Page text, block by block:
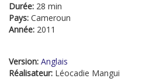
Durée: 28 min
Pays: Cameroun
Année: 2011
Version: Anglais
Réalisateur: Léocadie Mangui